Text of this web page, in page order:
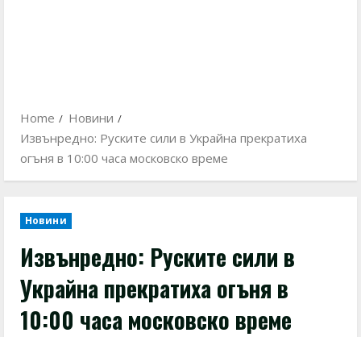
Home
Новини
Извънредно: Руските сили в Украйна прекратиха
огъня в 10:00 часа московско време
Новини
Извънредно: Руските сили в
Украйна прекратиха огъня в
10:00 часа московско време